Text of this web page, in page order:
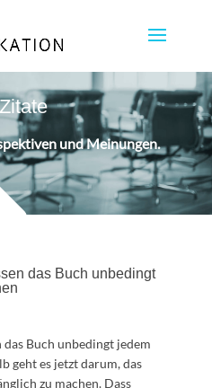
und Meinungen.
das Buch unbedingt
Buch unbedingt jedem
geht es jetzt darum, das
zu machen. Dass